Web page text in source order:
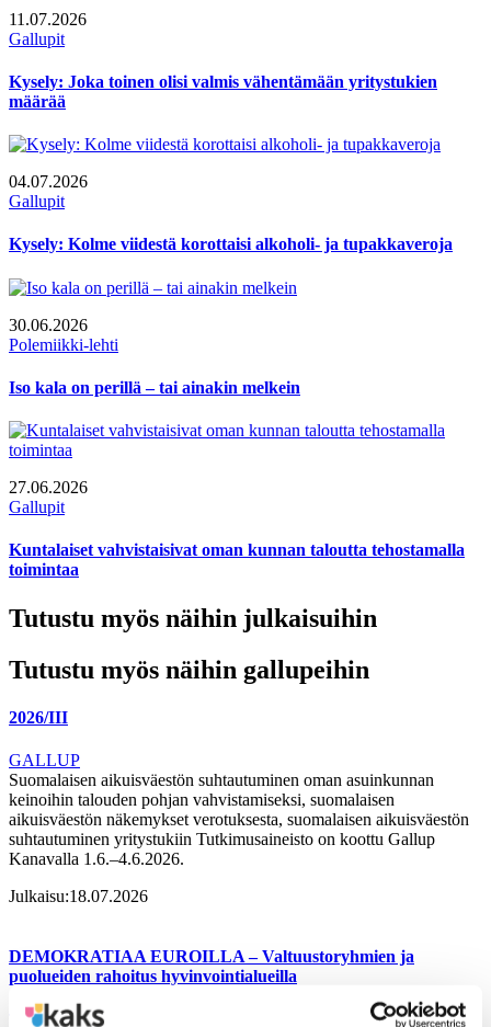
11.07.2026
Gallupit
Kysely: Joka toinen olisi valmis vähentämään yritystukien
määrää
04.07.2026
Gallupit
Kysely: Kolme viidestä korottaisi alkoholi- ja tupakkaveroja
30.06.2026
Polemiikki-lehti
Iso kala on perillä – tai ainakin melkein
27.06.2026
Gallupit
Kuntalaiset vahvistaisivat oman kunnan taloutta tehostamalla
toimintaa
Tutustu myös näihin julkaisuihin
Tutustu myös näihin gallupeihin
2026/III
GALLUP
Suomalaisen aikuisväestön suhtautuminen oman asuinkunnan
keinoihin talouden pohjan vahvistamiseksi, suomalaisen
aikuisväestön näkemykset verotuksesta, suomalaisen aikuisväestön
suhtautuminen yritystukiin Tutkimusaineisto on koottu Gallup
Kanavalla 1.6.–4.6.2026.
Julkaisu:18.07.2026
DEMOKRATIAA EUROILLA – Valtuustoryhmien ja
puolueiden rahoitus hyvinvointialueilla
TUTKIMUS-JULKAISU